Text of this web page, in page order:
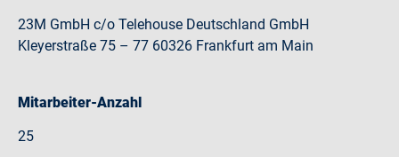
23M GmbH c/o Telehouse Deutschland GmbH
Kleyerstraße 75 – 77 60326 Frankfurt am Main
Mitarbeiter-Anzahl
25